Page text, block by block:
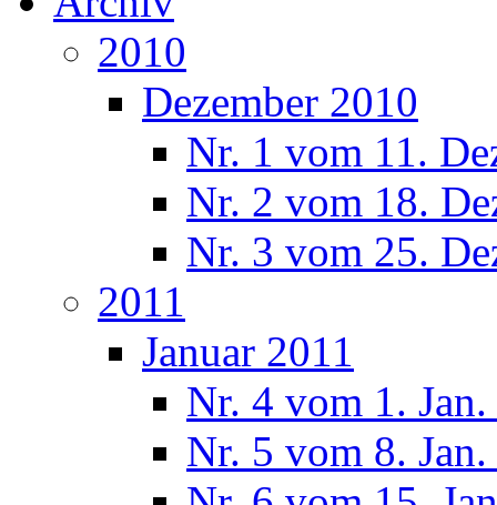
2010
Dezember 2010
Nr. 1 vom 11.
Nr. 2 vom 18.
Nr. 3 vom 25.
2011
Januar 2011
Nr. 4 vom 1.
Nr. 5 vom 8.